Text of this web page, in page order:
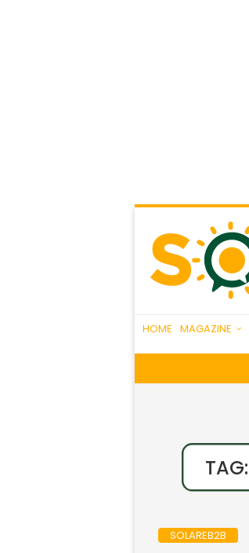
HOME MAGAZINE
TAG:
SOLAREB2B